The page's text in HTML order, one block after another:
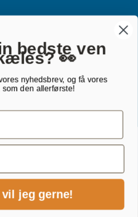
NYHEDSBREV
bedste ven
👀
nyhedsbrev, og få vores
som den allerførste!
vil jeg gerne!